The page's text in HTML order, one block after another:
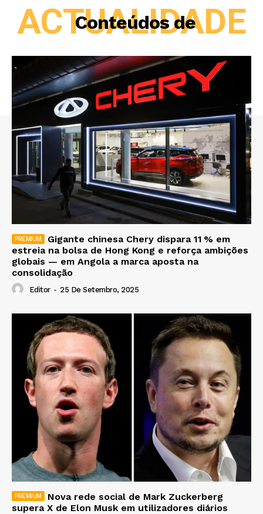
Conteúdos de
ACTUALIDADE
Gigante chinesa Chery dispara 11 % em
estreia na bolsa de Hong Kong e reforça ambições
globais — em Angola a marca aposta na
consolidação
Editor - 25 De Setembro, 2025
Nova rede social de Mark Zuckerberg
supera X de Elon Musk em utilizadores diários